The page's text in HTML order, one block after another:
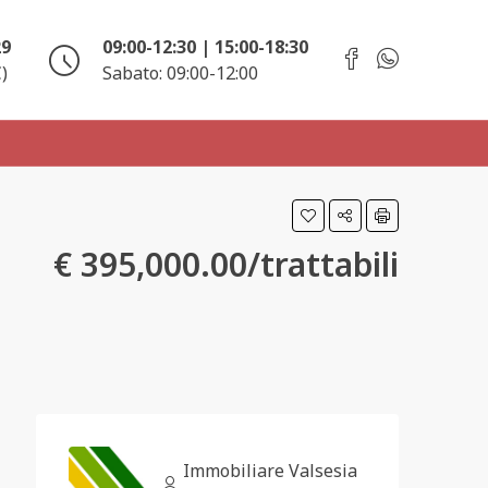
09:00-12:30 | 15:00-18:30
Sabato: 09:00-12:00
€ 395,000.00/trattabili
Immobiliare Valsesia